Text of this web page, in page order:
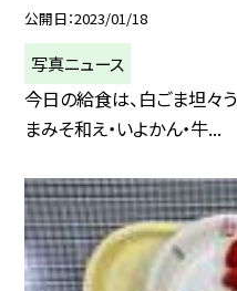
公開日 2023/01/18
写真ニュース
今日の給食は、白ごま坦々う
まみそ和え・いよかん・牛...